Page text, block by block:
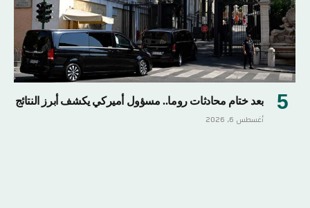
بعد ختام محادثات روما.. مسؤول أميركي يكشف أبرز النتائج
أغسطس 6, 2026